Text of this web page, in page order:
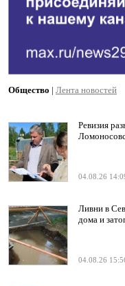
Общество | Лента новостей
Ревизия
04.08.26
Ливни в
дома и
04.08.26